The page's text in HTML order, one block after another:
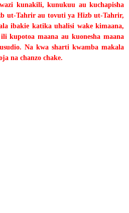
kunakili, kunukuu au kuchapisha
ut-Tahrir au tovuti ya Hizb ut-Tahrir,
ibakie katika uhalisi wake kimaana,
kupotoa maana au kuonesha maana
Na kwa sharti kwamba makala
na chanzo chake.